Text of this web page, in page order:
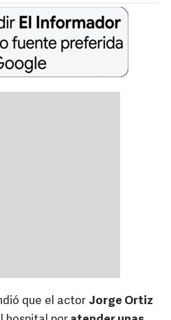
que el actor Jorge Ortiz